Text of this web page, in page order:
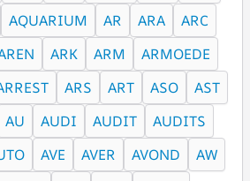
AQUARIUM AR ARA
ARC
ARK ARM
ARMOEDE
ARS ART ASO
AST
AU AUDI AUDIT
AUDITS
AVE AVER AVOND
AW